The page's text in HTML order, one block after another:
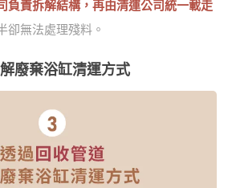
負責拆解結構，再由清運公司統一載走
卻無法處理殘料。
廢棄浴缸清運方式